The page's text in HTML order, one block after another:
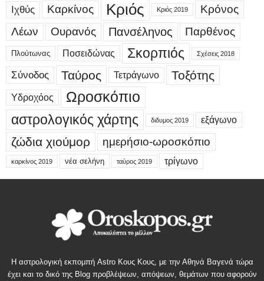
Ιχθύς Καρκίνος Κριός Κριός 2019
Κρόνος
Λέων
Ουρανός Πανσέληνος Παρθένος
Πλούτωνας Ποσειδώνας Σκορπιός Σχέσεις 2018
Σύνοδος Ταύρος Τετράγωνο Τοξότης
Υδροχόος Ωροσκόπιο
αστρολογικός χάρτης διδυμος 2019 εξάγωνο
ζώδια χιούμορ ημερήσιο-ωροσκόπιο
καρκίνος 2019 νέα σελήνη ταύρος 2019 τρίγωνο
Η αστρολογική εκπομπή Astro Κους Κους, με την Αθηνά Βαγενά τώρα
έχει και το δικό της Blog προβλέψεων, απόψεων, θεμάτων που αφορούν